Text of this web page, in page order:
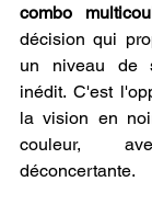
combo
décision qui
un niveau de
inédit. C'est
la vision en
couleur,
déconcertante.